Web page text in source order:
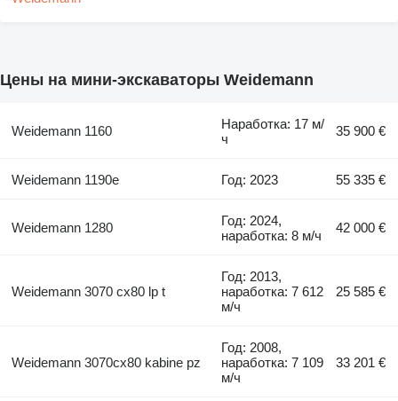
Цены на мини-экскаваторы Weidemann
Weidemann 1160
Наработка: 17 м/
ч
35 900 €
Weidemann 1190e Год: 2023 55 335 €
Weidemann 1280
Год: 2024,
наработка: 8 м/ч
42 000 €
Weidemann 3070 cx80 lp t
Год: 2013,
наработка: 7 612
м/ч
25 585 €
Weidemann 3070cx80 kabine pz
Год: 2008,
наработка: 7 109
м/ч
33 201 €